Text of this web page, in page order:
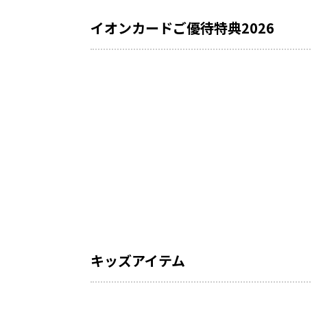
イオンカードご優待特典2026
キッズアイテム